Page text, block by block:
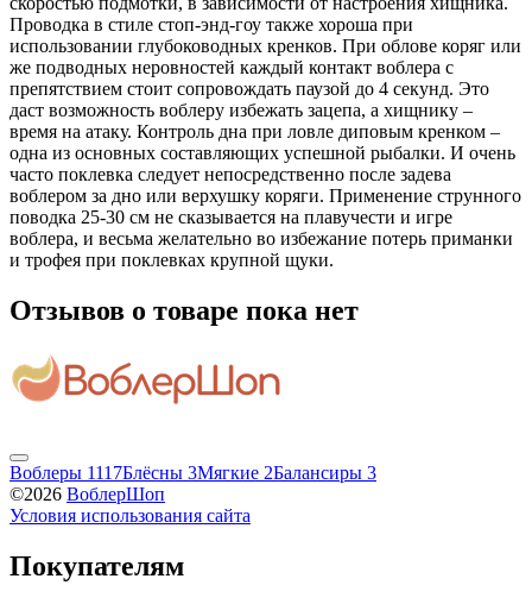
Проводка в стиле стоп-энд-гоу также хороша при
использовании глубоководных кренков. При облове коряг или
же подводных неровностей каждый контакт воблера с
препятствием стоит сопровождать паузой до 4 секунд. Это
даст возможность воблеру избежать зацепа, а хищнику –
время на атаку. Контроль дна при ловле диповым кренком –
одна из основных составляющих успешной рыбалки. И очень
часто поклевка следует непосредственно после задева
воблером за дно или верхушку коряги. Применение струнного
поводка 25-30 см не сказывается на плавучести и игре
воблера, и весьма желательно во избежание потерь приманки
и трофея при поклевках крупной щуки.
Отзывов о товаре пока нет
Воблеры 1117Блёсны 3Мягкие 2Балансиры 3
©2026 ВоблерШоп
Условия использования сайта
Покупателям